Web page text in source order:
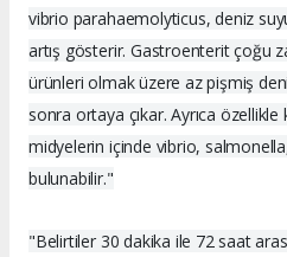
vibrio parahaemolyticus, deniz
artış gösterir. Gastroenterit çoğu
ürünleri olmak üzere az pişmiş
sonra ortaya çıkar. Ayrıca
midyelerin içinde vibrio,
bulunabilir."
"Belirtiler 30 dakika ile 72 saat